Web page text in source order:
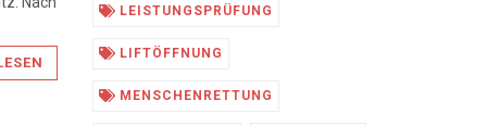
LEISTUNGSPRÜFUNG
LIFTÖFFNUNG
MENSCHENRETTUNG